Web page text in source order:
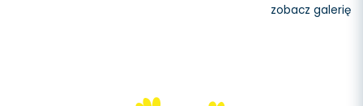
zobacz galerię